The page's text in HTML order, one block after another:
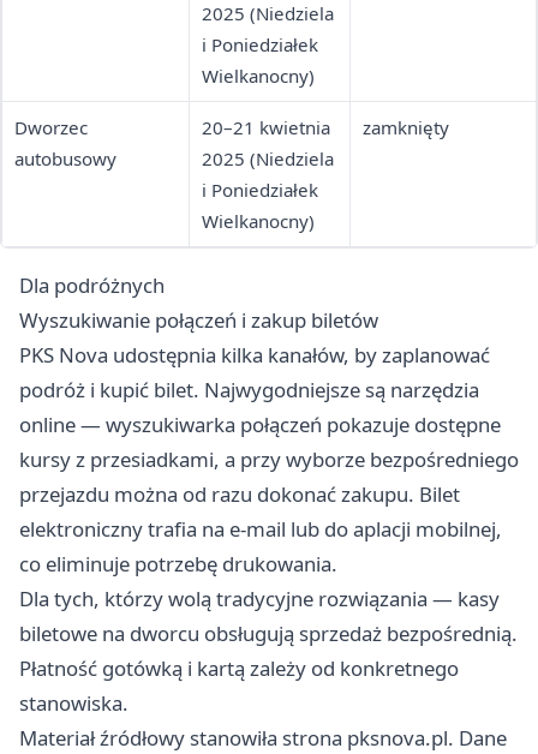
2025 (Niedziela
i Poniedziałek
Wielkanocny)
Dworzec
autobusowy
20–21 kwietnia
2025 (Niedziela
i Poniedziałek
Wielkanocny)
zamknięty
Dla podróżnych
Wyszukiwanie połączeń i zakup biletów
PKS Nova udostępnia kilka kanałów, by zaplanować
podróż i kupić bilet. Najwygodniejsze są narzędzia
online — wyszukiwarka połączeń pokazuje dostępne
kursy z przesiadkami, a przy wyborze bezpośredniego
przejazdu można od razu dokonać zakupu. Bilet
elektroniczny trafia na e-mail lub do aplacji mobilnej,
co eliminuje potrzebę drukowania.
Dla tych, którzy wolą tradycyjne rozwiązania — kasy
biletowe na dworcu obsługują sprzedaż bezpośrednią.
Płatność gotówką i kartą zależy od konkretnego
stanowiska.
Materiał źródłowy stanowiła strona pksnova.pl. Dane